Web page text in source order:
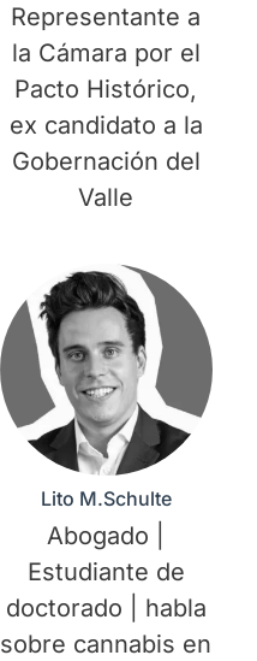
Representante a
la Cámara por el
Pacto Histórico,
ex candidato a la
Gobernación del
Valle
Lito M.Schulte
Abogado |
Estudiante de
doctorado | habla
sobre cannabis en